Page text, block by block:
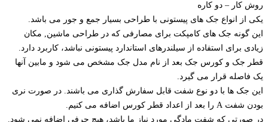
روش کار – دو کاره
یکی از انواع جک های پیستونی با طراحی بسیار جمع و جور می باشد.
این گونه جک های کامپکت برای مصارفی که در طراحی ماشین, مکان
زیادی برای استفاده از سیلندرهای استاندارد پیستونی نباشد، کاربرد دارد.
قطر جک و کورس جک بعد از نام مدل جک مشخص می شود و مابین آنها
یک فاصله قرار می گیرد.
این جک ها با دو نوع شفت قابل سفارش گذاری می باشند. در صورت نری
بودن شفت A را بعد از اعداد قطر کورس اضافه می کنیم.
در صورتی که شفت مادگی مورد نیاز ما باشد، هیچ حرفی اضافه نمی شود.